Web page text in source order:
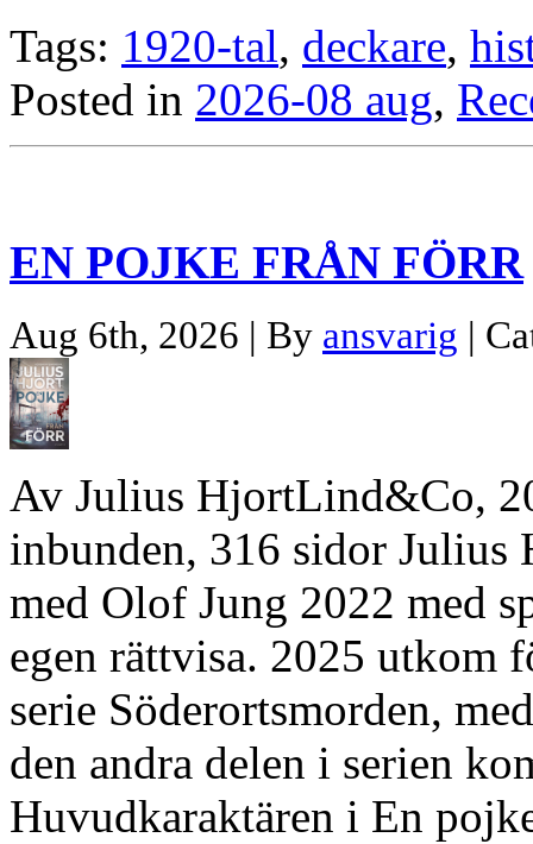
Tags: 1920-tal, deckare,
Posted in 2026-08 aug,
EN POJKE FRÅN FÖRR
Aug 6th, 2026 | By ansvarig |
Av Julius HjortLind&Co,
inbunden, 316 sidor Julius
med Olof Jung 2022 med
egen rättvisa. 2025 utkom
serie Söderortsmorden,
den andra delen i serien
Huvudkaraktären i En